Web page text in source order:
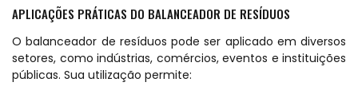
APLICAÇÕES PRÁTICAS DO BALANCEADOR DE RESÍDUOS
O balanceador de resíduos pode ser aplicado em diversos
setores, como indústrias, comércios, eventos e instituições
públicas. Sua utilização permite: